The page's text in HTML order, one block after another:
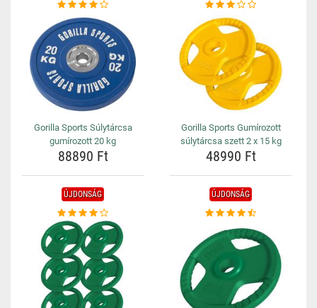
Gorilla Sports Súlytárcsa
gumírozott 20 kg
88890 Ft
Gorilla Sports Gumírozott
súlytárcsa szett 2 x 15 kg
48990 Ft
ÚJDONSÁG ÚJDONSÁG